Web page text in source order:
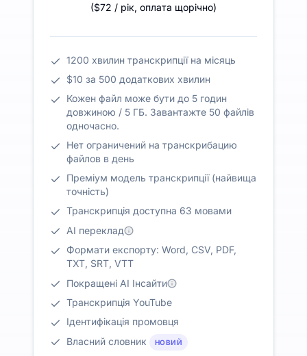
($72 / рік, оплата щорічно)
1200 хвилин транскрипції на місяць
$10 за 500 додаткових хвилин
Кожен файл може бути до 5 годин
довжиною / 5 ГБ. Завантажте 50 файлів
одночасно.
Нет ограничений на транскрибацию
файлов в день
Преміум модель транскрипції (найвища
точність)
Транскрипція доступна 63 мовами
AI переклад
Формати експорту: Word, CSV, PDF,
TXT, SRT, VTT
Покращені AI Інсайти
Транскрипція YouTube
Ідентифікація промовця
Власний словник
НОВИЙ